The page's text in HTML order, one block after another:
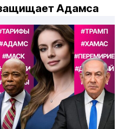
Адамса